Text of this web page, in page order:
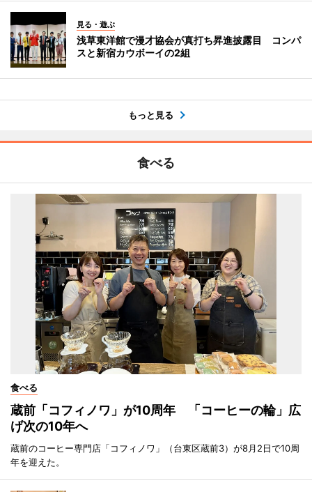
見る・遊ぶ
浅草東洋館で漫才協会が真打ち昇進披露目 コンパ
スと新宿カウボーイの2組
もっと見る
食べる
食べる
蔵前「コフィノワ」が10周年 「コーヒーの輪」広
げ次の10年へ
蔵前のコーヒー専門店「コフィノワ」（台東区蔵前3）が8月2日で10周
年を迎えた。